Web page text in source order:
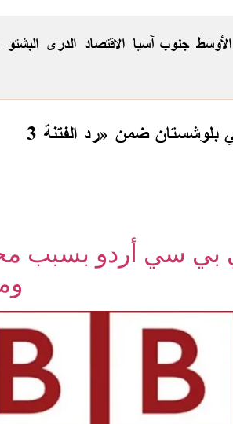
الاقتصاد جنوب آسيا البشتو الدری
بي سي أردو بسبب